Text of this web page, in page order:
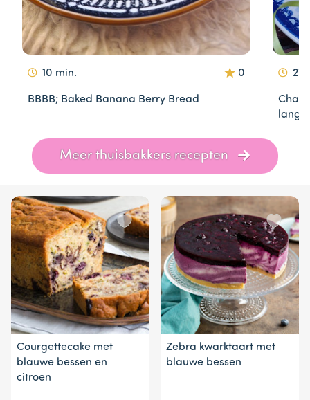
10 min. 0
BBBB; Baked Banana Berry Bread
lange
Meer thuisbakkers recepten
Courgettecake met
blauwe bessen en
citroen
Zebra kwarktaart met
blauwe bessen